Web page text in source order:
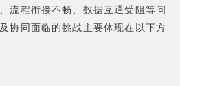
流程衔接不畅、数据互通受阻等问
协同面临的挑战主要体现在以下方